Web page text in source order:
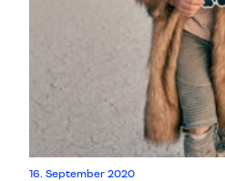
16. September 2020